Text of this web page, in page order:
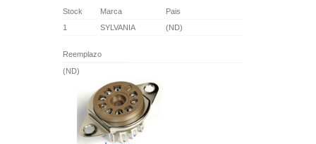
Stock Marca
Pais
1
SYLVANIA (ND)
Reemplazo
(ND)